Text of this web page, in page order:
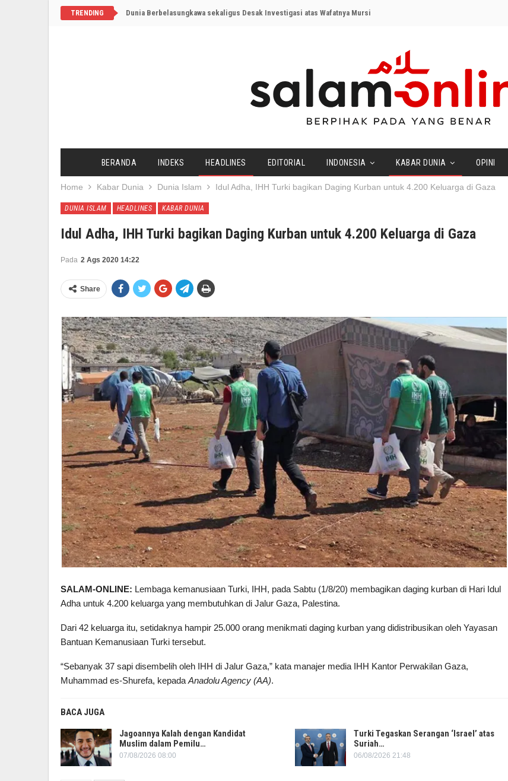
TRENDING Dunia Berbelasungkawa sekaligus Desak Investigasi atas Wafatnya Mursi
BERANDA INDEKS HEADLINES EDITORIAL INDONESIA KABAR DUNIA OPINI
Home Kabar Dunia Dunia Islam Idul Adha, IHH Turki bagikan Daging Kurban untuk 4.200 Keluarga di Gaza
DUNIA ISLAM HEADLINES KABAR DUNIA
Idul Adha, IHH Turki bagikan Daging Kurban untuk 4.200 Keluarga di Gaza
Pada 2 Ags 2020 14:22
Share
SALAM-ONLINE: Lembaga kemanusiaan Turki, IHH, pada Sabtu (1/8/20) membagikan daging kurban di Hari Idul
Adha untuk 4.200 keluarga yang membutuhkan di Jalur Gaza, Palestina.
Dari 42 keluarga itu, setidaknya hampir 25.000 orang menikmati daging kurban yang didistribusikan oleh Yayasan
Bantuan Kemanusiaan Turki tersebut.
“Sebanyak 37 sapi disembelih oleh IHH di Jalur Gaza,” kata manajer media IHH Kantor Perwakilan Gaza,
Muhammad es-Shurefa, kepada Anadolu Agency (AA).
BACA JUGA
Jagoannya Kalah dengan Kandidat
Muslim dalam Pemilu…
07/08/2026 08:00
Turki Tegaskan Serangan ‘Israel’ atas
Suriah…
06/08/2026 21:48